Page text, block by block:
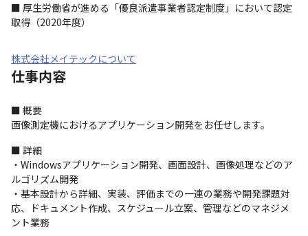
■ 厚生労働省が進める「優良派遣事業者認定制度」において認定
取得（2020年度）
株式会社メイテックについて
仕事内容
■ 概要
画像測定機におけるアプリケーション開発をお任せします。
■ 詳細
・Windowsアプリケーション開発、画面設計、画像処理などのア
ルゴリズム開発
・基本設計から詳細、実装、評価までの一連の業務や開発課題対
応、ドキュメント作成、スケジュール立案、管理などのマネジメ
ント業務